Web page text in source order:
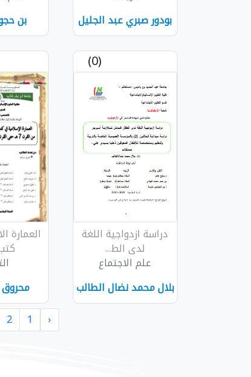
بودور صبري عبد الجليل
بن
(0)
دراسة ازدواجية اللغة
لدى الط...
علم الاجتماع
بلال محمد نضال الطالب
العمارة
‹
1
2